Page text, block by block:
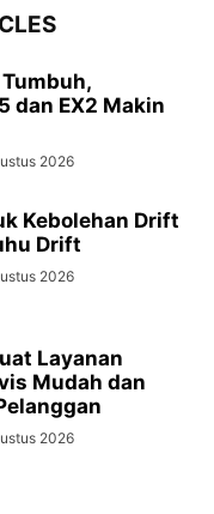
dan EX2 Makin
2026
Kebolehan Drift
Drift
2026
Layanan
Mudah dan
2026